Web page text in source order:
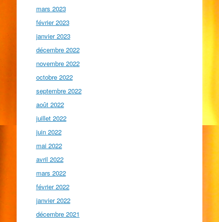
mars 2023
février 2023
janvier 2023
décembre 2022
novembre 2022
octobre 2022
septembre 2022
août 2022
juillet 2022
juin 2022
mai 2022
avril 2022
mars 2022
février 2022
janvier 2022
décembre 2021